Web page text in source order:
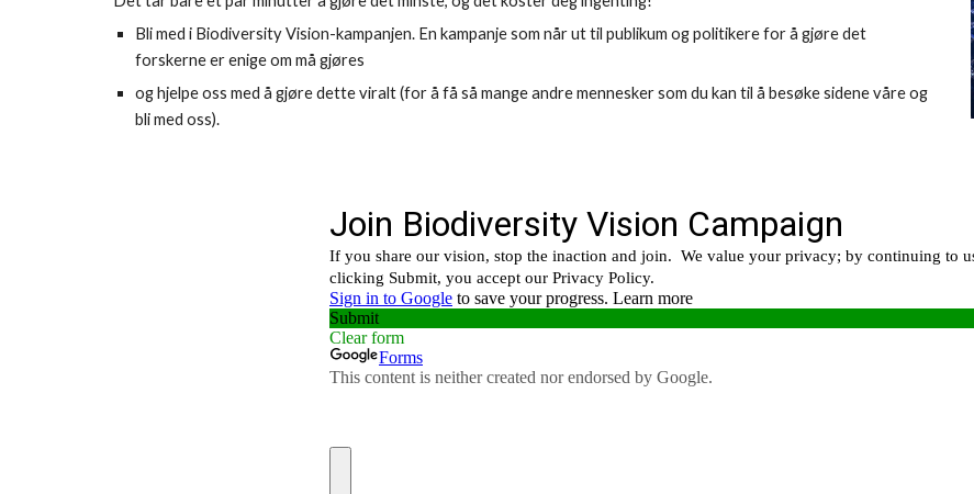
Bli med i Biodiversity Vision-kampanjen. En kampanje som når ut til publikum og politikere for å gjøre det
forskerne er enige om må gjøres
og hjelpe oss med å gjøre dette viralt (for å få så mange andre mennesker som du kan til å besøke sidene våre og
bli med oss).